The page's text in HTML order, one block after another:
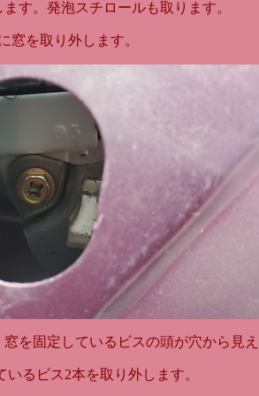
す。発泡スチロールも取ります。
窓を取り外します。
を固定しているビスの頭が穴から見
いるビス2本を取り外します。